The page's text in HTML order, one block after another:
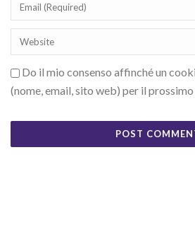
Do il mio consenso affinché un
(nome, email, sito web) per il